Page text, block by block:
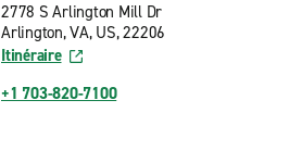
2778 S Arlington Mill Dr
Arlington, VA, US, 22206
Itinéraire
+1 703-820-7100